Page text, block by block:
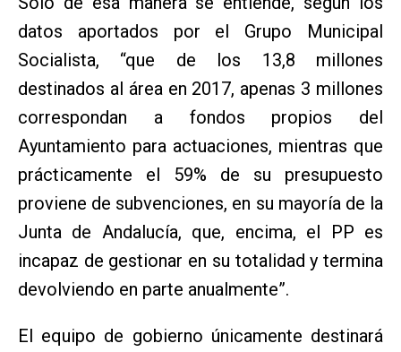
datos aportados por el Grupo Municipal
Socialista, “que de los 13,8 millones
destinados al área en 2017, apenas 3 millones
correspondan a fondos propios del
Ayuntamiento para actuaciones, mientras que
prácticamente el 59% de su presupuesto
proviene de subvenciones, en su mayoría de la
Junta de Andalucía, que, encima, el PP es
incapaz de gestionar en su totalidad y termina
devolviendo en parte anualmente”.
El equipo de gobierno únicamente destinará